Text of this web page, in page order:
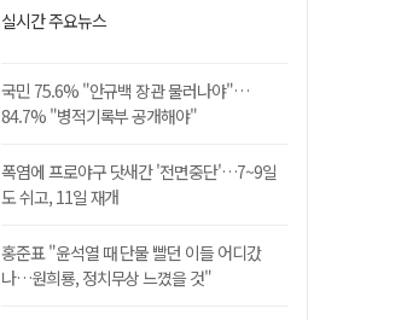
실시간 주요뉴스
국민 75.6% "안규백 장관 물러나야"…
84.7% "병적기록부 공개해야"
폭염에 프로야구 닷새간 '전면중단'…7~9일
도 쉬고, 11일 재개
홍준표 "윤석열 때 단물 빨던 이들 어디갔
나…원희룡, 정치무상 느꼈을 것"